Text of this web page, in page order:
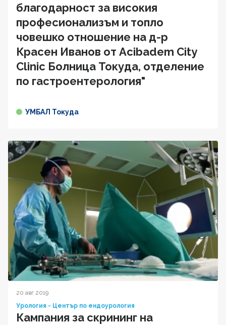
благодарност за високия
професионализъм и топло
човешко отношение на д-р
Красен Иванов от Acibadem City
Clinic Болница Токуда, отделение
по гастроентерология"
УМБАЛ Токуда
20 авг 2019
Урология - Център по ендоурология
Кампания за скрининг на